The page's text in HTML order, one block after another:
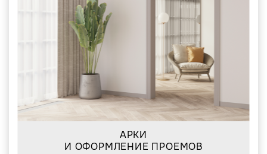
АРКИ
И ОФОРМЛЕНИЕ ПРОЕМОВ